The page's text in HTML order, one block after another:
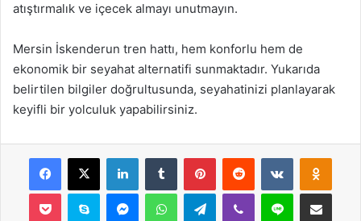
atıştırmalık ve içecek almayı unutmayın.
Mersin İskenderun tren hattı, hem konforlu hem de
ekonomik bir seyahat alternatifi sunmaktadır. Yukarıda
belirtilen bilgiler doğrultusunda, seyahatinizi planlayarak
keyifli bir yolculuk yapabilirsiniz.
Facebook
X LinkedInTumblr PinterestReddit VKontakte
Pocket Skype MessengerWhatsAppTelegramViber Line E-Posta ile